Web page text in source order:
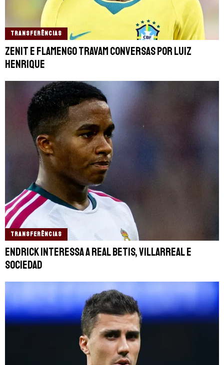
TRANSFERÊNCIAS
Zenit e Flamengo travam conversas por Luiz
Henrique
TRANSFERÊNCIAS
Endrick interessa a Real Betis, Villarreal e
Sociedad